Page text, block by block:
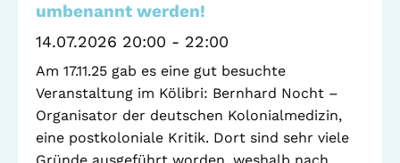
Förderer
Beratung +
Unterstützung
ADEBAR
Stadtteil + Kultur
Gefährliche Orte
umbenannt werden!
14.07.2026 20:00 - 22:00
Am 17.11.25 gab es eine gut besuchte
Veranstaltung im Kölibri: Bernhard Nocht –
Organisator der deutschen Kolonialmedizin,
eine postkoloniale Kritik. Dort sind sehr viele